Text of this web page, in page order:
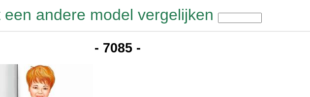
een andere model vergelijken
- 7085 -